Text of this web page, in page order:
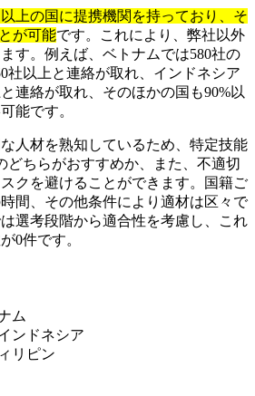
上の国に提携機関を持っており、そ
が可能です。これにより、弊社以外
す。例えば、ベトナムでは580社の
社以上と連絡が取れ、インドネシア
連絡が取れ、そのほかの国も90%以
能です。
人材を熟知しているため、特定技能
どちらがおすすめか、また、不適切
クを避けることができます。国籍ご
間、その他条件により適材は区々で
選考段階から適合性を考慮し、これ
0件です。
ム
ンドネシア
リピン